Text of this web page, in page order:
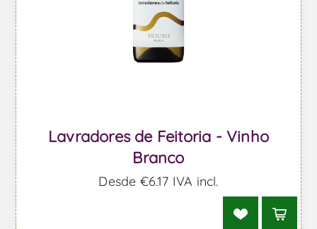
Lavradores de Feitoria - Vinho
Branco
Desde €6,17 IVA incl.